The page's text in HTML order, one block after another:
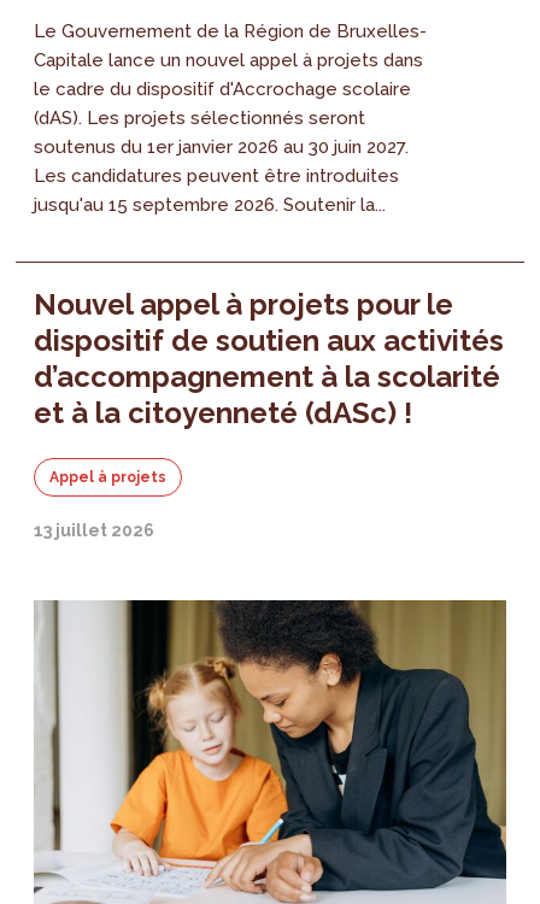
Le Gouvernement de la Région de Bruxelles-
Capitale lance un nouvel appel à projets dans
le cadre du dispositif d'Accrochage scolaire
(dAS). Les projets sélectionnés seront
soutenus du 1er janvier 2026 au 30 juin 2027.
Les candidatures peuvent être introduites
jusqu'au 15 septembre 2026. Soutenir la...
Nouvel appel à projets pour le
dispositif de soutien aux activités
d’accompagnement à la scolarité
et à la citoyenneté (dASc) !
Appel à projets
13 juillet 2026